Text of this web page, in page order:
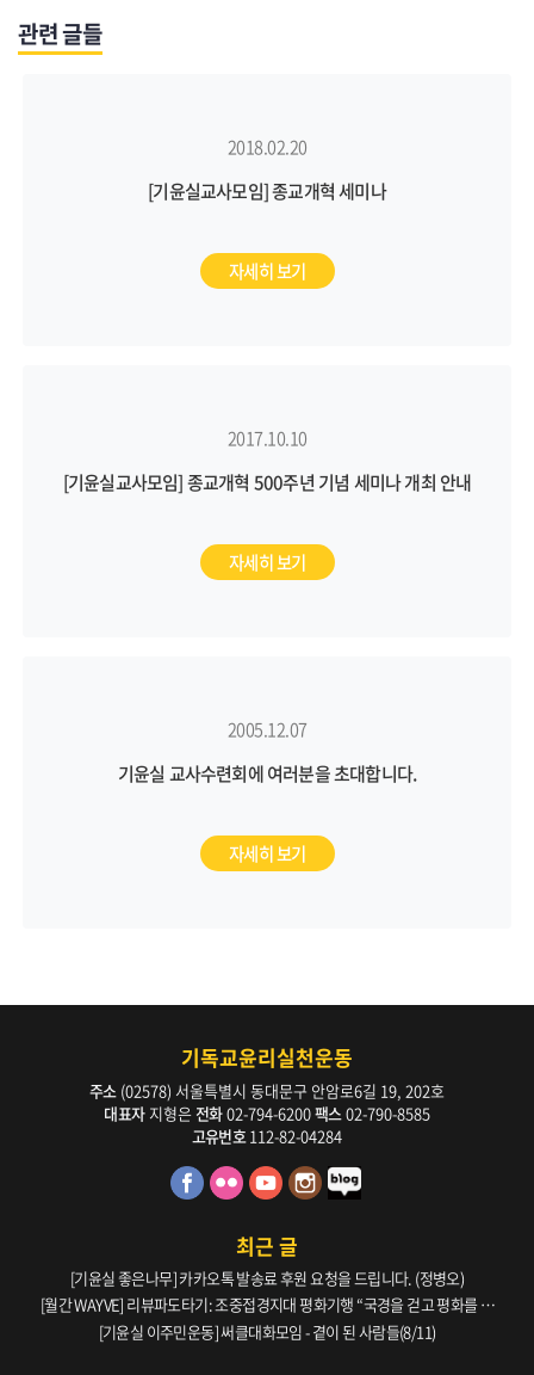
관련 글들
2018.02.20
[기윤실교사모임] 종교개혁 세미나
자세히 보기
2017.10.10
[기윤실교사모임] 종교개혁 500주년 기념 세미나 개최 안내
자세히 보기
2005.12.07
기윤실 교사수련회에 여러분을 초대합니다.
자세히 보기
기독교윤리실천운동
주소 (02578) 서울특별시 동대문구 안암로6길 19, 202호
대표자지형은 전화02-794-6200팩스 02-790-8585
고유번호 112-82-04284
최근 글
[기윤실 좋은나무] 카카오톡 발송료 후원 요청을 드립니다. (정병오)
[월간 WAYVE] 리뷰파도타기: 조중접경지대 평화기행 “국경을 걷고 평화를 생
각하다” _ 105호
[기윤실 이주민운동] 써클대화모임 - 곁이 된 사람들(8/11)